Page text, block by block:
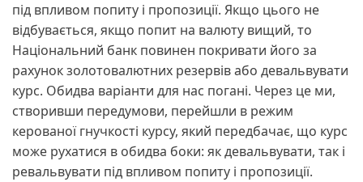
під впливом попиту і пропозиції. Якщо цього не
відбувається, якщо попит на валюту вищий, то
Національний банк повинен покривати його за
рахунок золотовалютних резервів або девальвувати
курс. Обидва варіанти для нас погані. Через це ми,
створивши передумови, перейшли в режим
керованої гнучкості курсу, який передбачає, що курс
може рухатися в обидва боки: як девальвувати, так і
ревальвувати під впливом попиту і пропозиції.